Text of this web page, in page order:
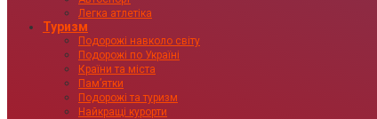
Легка атлетіка
Туризм
Подорожі навколо світу
Подорожі по Україні
Країни та міста
Пам’ятки
Подорожі та туризм
Найкращі курорти